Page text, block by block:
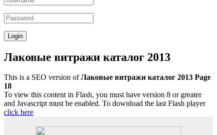
Лаковые витражи каталог 2013
This is a SEO version ofЛаковые витражи каталог 2013 Page
18
To view this content in Flash, you must have version 8 or greater
and Javascript must be enabled. To download the last Flash player
click here